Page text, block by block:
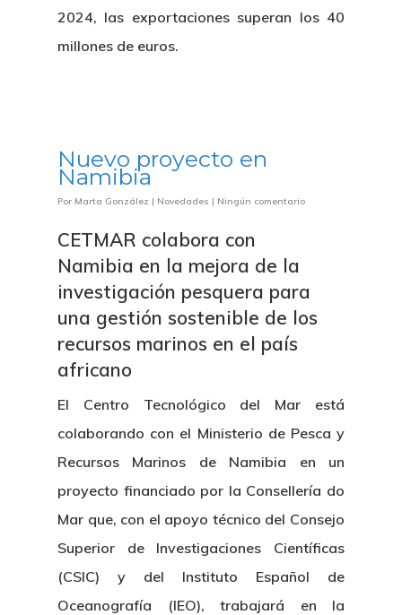
2024, las exportaciones superan los 40
millones de euros.
Nuevo proyecto en
Namibia
Por Marta González | Novedades | Ningún comentario
CETMAR colabora con
Namibia en la mejora de la
investigación pesquera para
una gestión sostenible de los
recursos marinos en el país
africano
El Centro Tecnológico del Mar está
colaborando con el Ministerio de Pesca y
Recursos Marinos de Namibia en un
proyecto financiado por la Consellería do
Mar que, con el apoyo técnico del Consejo
Superior de Investigaciones Científicas
(CSIC) y del Instituto Español de
Oceanografía (IEO), trabajará en la
Patronato
Logo CETMAR
Eventos
Publicaciones
Boletín De Noticias
Licitaciones
Gobierno
Plan De Igualdad